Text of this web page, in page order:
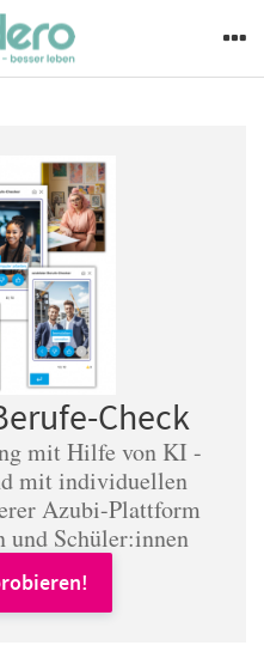
Check
mit Hilfe von KI -
mit individuellen
Azubi-Plattform
Schüler:innen